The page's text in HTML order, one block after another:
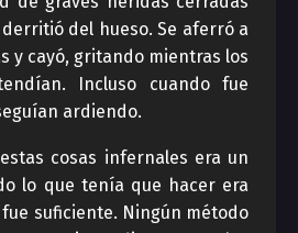
del hueso. Se aferró a
y cayó, gritando mientras los
Incluso cuando fue
ardiendo.
cosas infernales era un
lo que tenía que hacer era
suficiente. Ningún método